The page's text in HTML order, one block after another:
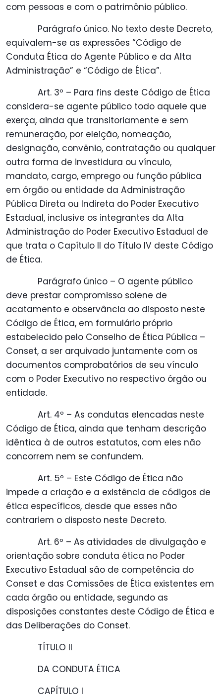
com pessoas e com o patrimônio público.
Parágrafo único. No texto deste Decreto,
equivalem-se as expressões “Código de
Conduta Ética do Agente Público e da Alta
Administração” e “Código de Ética”.
Art. 3º – Para fins deste Código de Ética
considera-se agente público todo aquele que
exerça, ainda que transitoriamente e sem
remuneração, por eleição, nomeação,
designação, convênio, contratação ou qualquer
outra forma de investidura ou vínculo,
mandato, cargo, emprego ou função pública
em órgão ou entidade da Administração
Pública Direta ou Indireta do Poder Executivo
Estadual, inclusive os integrantes da Alta
Administração do Poder Executivo Estadual de
que trata o Capítulo II do Título IV deste Código
de Ética.
Parágrafo único – O agente público
deve prestar compromisso solene de
acatamento e observância ao disposto neste
Código de Ética, em formulário próprio
estabelecido pelo Conselho de Ética Pública –
Conset, a ser arquivado juntamente com os
documentos comprobatórios de seu vínculo
com o Poder Executivo no respectivo órgão ou
entidade.
Art. 4º – As condutas elencadas neste
Código de Ética, ainda que tenham descrição
idêntica à de outros estatutos, com eles não
concorrem nem se confundem.
Art. 5º – Este Código de Ética não
impede a criação e a existência de códigos de
ética específicos, desde que esses não
contrariem o disposto neste Decreto.
Art. 6º – As atividades de divulgação e
orientação sobre conduta ética no Poder
Executivo Estadual são de competência do
Conset e das Comissões de Ética existentes em
cada órgão ou entidade, segundo as
disposições constantes deste Código de Ética e
das Deliberações do Conset.
TÍTULO II
DA CONDUTA ÉTICA
CAPÍTULO I